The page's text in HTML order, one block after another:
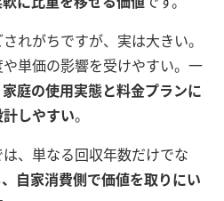
れがちですが、実は大きい。
単価の影響を受けやすい。一
庭の使用実態と料金プランに
しやすい。
、単なる回収年数だけでな
、自家消費側で価値を取りにい